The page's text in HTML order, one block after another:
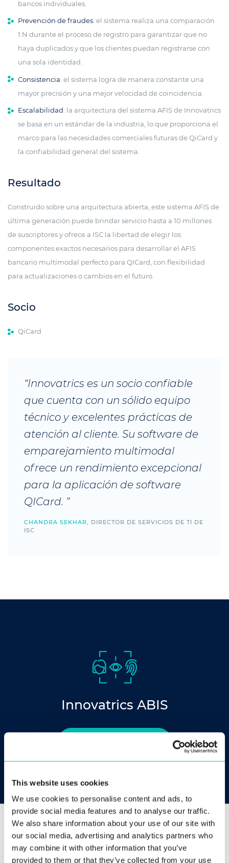
This website uses cookies
We use cookies to personalise content and ads, to
provide social media features and to analyse our traffic.
We also share information about your use of our site with
our social media, advertising and analytics partners who
may combine it with other information that you’ve
provided to them or that they’ve collected from your use
bancos individuales.
Prevención de fraudes: el sistema realiza una comparación
1:N durante el proceso de registro para garantizar que no
haya duplicados y que los clientes puedan registrarse con
una sola identidad.
Consistencia: el sistema logra de manera constante una
mayor precisión y una mejor velocidad de coincidencia.
Escalabilidad: la arquitectura del sistema AFIS de Innovatrics
se basa en un estándar de la industria, lo que proporciona el
marco para las necesidades comerciales futuras de QiCard y
la confiabilidad general del sistema.
Resultado
Construido sobre una arquitectura abierta, este sistema AFIS de
última generación puede brindar servicio hasta a 10 millones
de suscriptores y ofrece a ISC la libertad de elegir los
componentes exactos necesarios para desarrollar el AFIS
bancario multimodal perfecto para QICard, con flexibilidad
para actualizaciones o cambios en el futuro.
Socio
QiCard
“Innovatrics es un socio confiable
que cuenta con un sólido equipo
técnico y excelentes prácticas de
atención al cliente. Su software de
emparejamiento multimodal
ofrece un rendimiento excepcional
para la aplicación de software
QICard. ”
CHANDRA SEKHAR, DIRECTOR DE SERVICIOS DE TI DE
ISC
Innovatrics ABIS
Puede que le interese